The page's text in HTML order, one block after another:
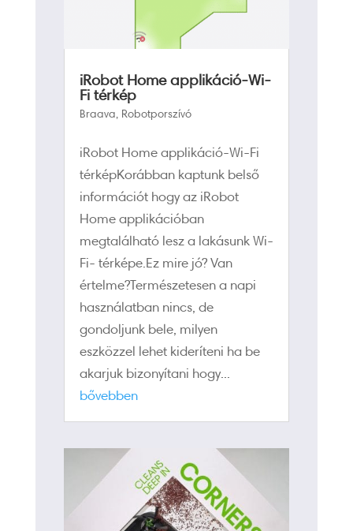
iRobot Home applikáció-Wi-
Fi térkép
Braava Robotporszívó
iRobot Home applikáció-Wi-Fi
térképKorábban kaptunk belső
információt hogy az iRobot
Home applikációban
megtalálható lesz a lakásunk Wi-
Fi- térképe.Ez mire jó? Van
értelme?Természetesen a napi
használatban nincs, de
gondoljunk bele, milyen
eszközzel lehet kideríteni ha be
akarjuk bizonyítani hogy...
bővebben